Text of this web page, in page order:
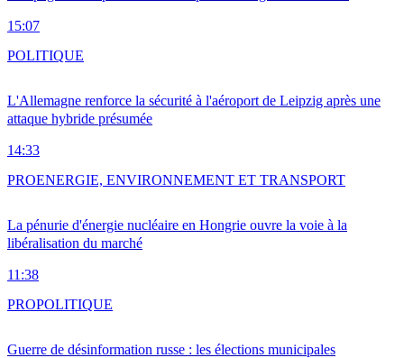
15:07
L'Allemagne renforce la sécurité à l'aéroport de Leipzig après une
attaque hybride présumée
14:33
POLITIQUE
La pénurie d'énergie nucléaire en Hongrie ouvre la voie à la
libéralisation du marché
11:38
PROENERGIE, ENVIRONNEMENT ET TRANSPORT
Guerre de désinformation russe : les élections municipales
PROPOLITIQUE